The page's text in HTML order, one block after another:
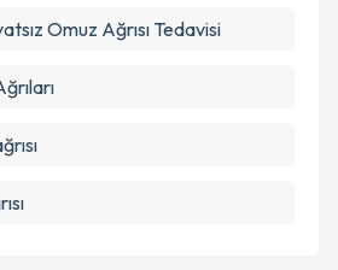
Omuz Ağrısı Tedavisi